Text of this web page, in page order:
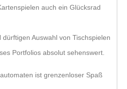
auch ein Glücksrad
dürftigen Auswahl von Tischspielen
Portfolios absolut sehenswert.
ist grenzenloser Spaß